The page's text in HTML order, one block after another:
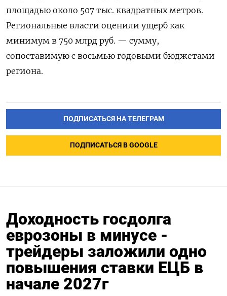
площадью около 507 тыс. квадратных метров.
Региональные власти оценили ущерб как
минимум в 750 млрд руб. — сумму,
сопоставимую с восьмью годовыми бюджетами
региона.
ПОДПИСАТЬСЯ НА ТЕЛЕГРАМ
ПОДПИСАТЬСЯ В GOOGLE
Доходность госдолга
еврозоны в минусе -
трейдеры заложили одно
повышения ставки ЕЦБ в
начале 2027г